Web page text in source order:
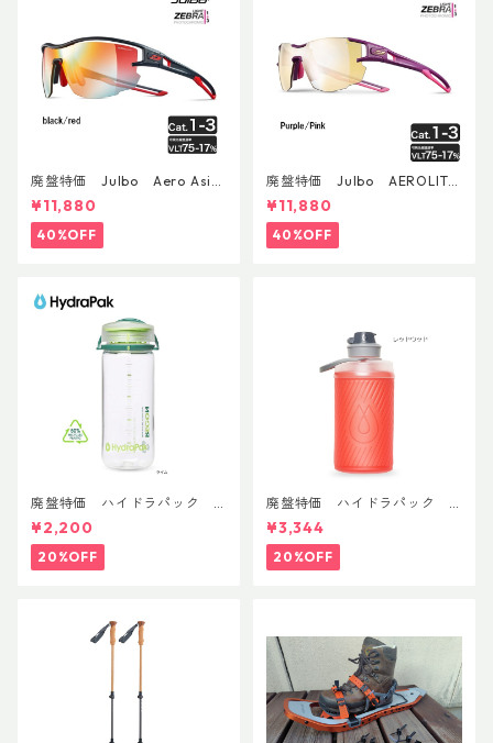
廃盤特価 Julbo Aero Asia
nFit
¥11,880
40%OFF
廃盤特価 Julbo AEROLITE
AsianFit
¥11,880
40%OFF
廃盤特価 ハイドラパック
リーコン ツイスト＆シップ 50
0ml
¥2,200
20%OFF
廃盤特価 ハイドラパック
フラックス 750ml
¥3,344
20%OFF